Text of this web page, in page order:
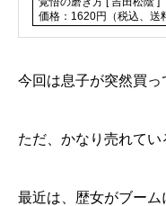
価格：1620円（税込、送
今回は息子が突然買っ
ただ、かなり売れてい
最近は、歴女がブー